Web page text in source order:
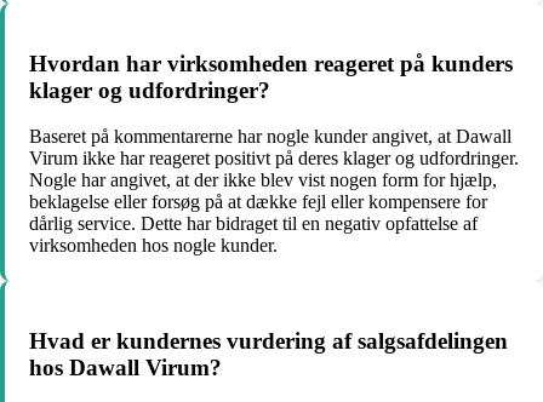
Hvordan har virksomheden reageret på kunders
klager og udfordringer?
Baseret på kommentarerne har nogle kunder angivet, at Dawall
Virum ikke har reageret positivt på deres klager og udfordringer.
Nogle har angivet, at der ikke blev vist nogen form for hjælp,
beklagelse eller forsøg på at dække fejl eller kompensere for
dårlig service. Dette har bidraget til en negativ opfattelse af
virksomheden hos nogle kunder.
Hvad er kundernes vurdering af salgsafdelingen
hos Dawall Virum?